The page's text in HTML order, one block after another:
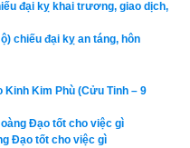
Bức), sao Hư - 虛日鼠
璧水㺄 (Bích Thủy Du),
sao Mão - 昴日雞
đại kỵ khai trương, giao dịch,
chiếu đại kỵ an táng, hôn
Kinh Kim Phù (Cửu Tinh – 9
Đạo tốt cho việc gì
Đạo tốt cho việc gì